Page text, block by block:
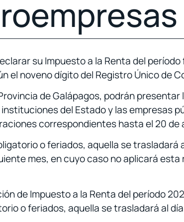
su Impuesto a la Renta del
el noveno dígito del Registro Único de
de Galápagos, podrán
del Estado y las empresas
correspondientes hasta el 20 de
o feriados, aquella se trasladará
mes, en cuyo caso no aplicará
de Impuesto a la Renta del período
o feriados, aquella se trasladará al